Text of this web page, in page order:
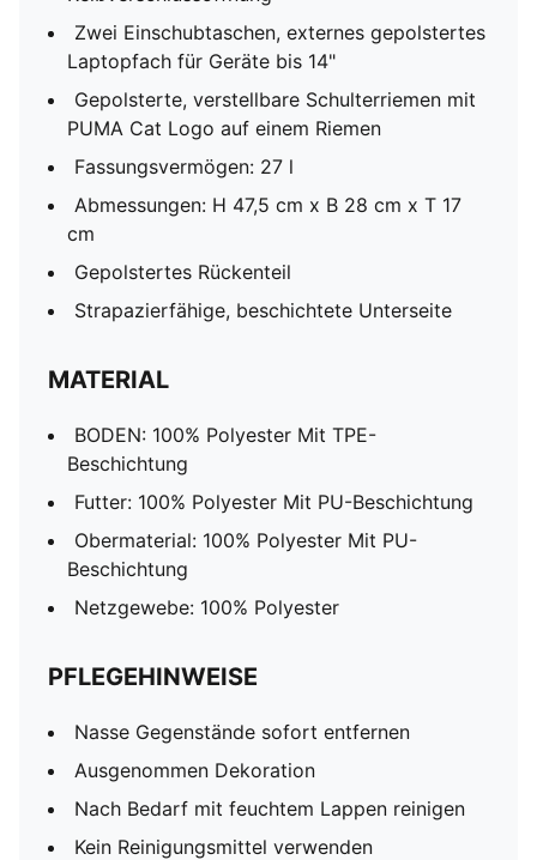
Zwei Einschubtaschen, externes gepolstertes
Laptopfach für Geräte bis 14"
Gepolsterte, verstellbare Schulterriemen mit
PUMA Cat Logo auf einem Riemen
Fassungsvermögen: 27 l
Abmessungen: H 47,5 cm x B 28 cm x T 17
cm
Gepolstertes Rückenteil
Strapazierfähige, beschichtete Unterseite
MATERIAL
BODEN: 100% Polyester Mit TPE-
Beschichtung
Futter: 100% Polyester Mit PU-Beschichtung
Obermaterial: 100% Polyester Mit PU-
Beschichtung
Netzgewebe: 100% Polyester
PFLEGEHINWEISE
Nasse Gegenstände sofort entfernen
Ausgenommen Dekoration
Nach Bedarf mit feuchtem Lappen reinigen
Kein Reinigungsmittel verwenden